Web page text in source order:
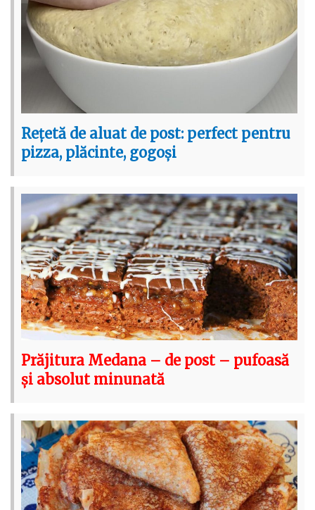
Rețetă de aluat de post: perfect pentru
pizza, plăcinte, gogoși
Prăjitura Medana – de post – pufoasă
și absolut minunată